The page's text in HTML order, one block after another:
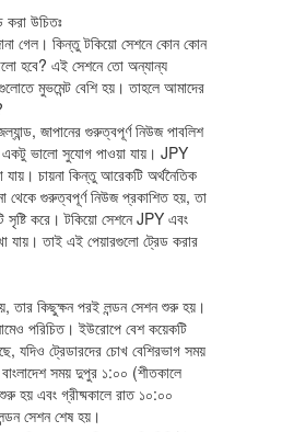
করা উচিতঃ
গেল। কিন্তু টকিয়ো সেশনে কোন কোন
হবে? এই সেশনে তো অন্যান্য
মুভমেন্ট বেশি হয়। তাহলে আমাদের
জাপানের গুরুত্বপূর্ণ নিউজ পাবলিশ
ভালো সুযোগ পাওয়া যায়। JPY
যায়। চায়না কিন্তু আরেকটি অর্থনৈতিক
থেকে গুরুত্বপূর্ণ নিউজ প্রকাশিত হয়, তা
সৃষ্টি করে। টকিয়ো সেশনে JPY এবং
যায়। তাই এই পেয়ারগুলো ট্রেড করার
তার কিছুক্ষন পরই লন্ডন সেশন শুরু হয়।
পরিচিত। ইউরোপে বেশ কয়েকটি
যদিও ট্রেডারদের চোখ বেশিরভাগ সময়
বাংলাদেশ সময় দুপুর ১:০০ (শীতকালে
হয় এবং গ্রীষ্মকালে রাত ১০:০০
সেশন শেষ হয়।